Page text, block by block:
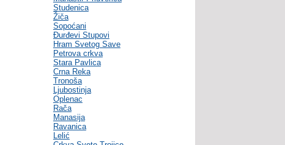
Studenica
Žiča
Sopoćani
Đurđevi Stupovi
Hram Svetog Save
Petrova crkva
Stara Pavlica
Crna Reka
Tronoša
Ljubostinja
Oplenac
Rača
Manasija
Ravanica
Lelić